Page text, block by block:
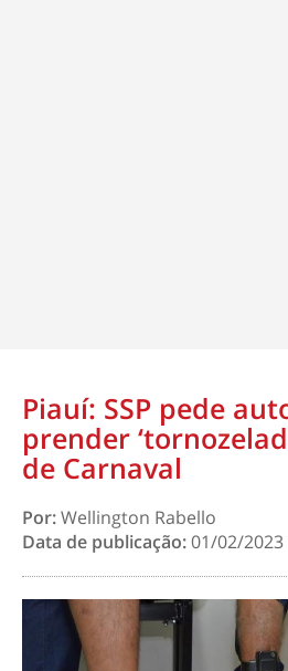
Piauí: SSP pede
prender
de Carnaval
Por:Wellington Rabello
Data de publicação:01/02/2023